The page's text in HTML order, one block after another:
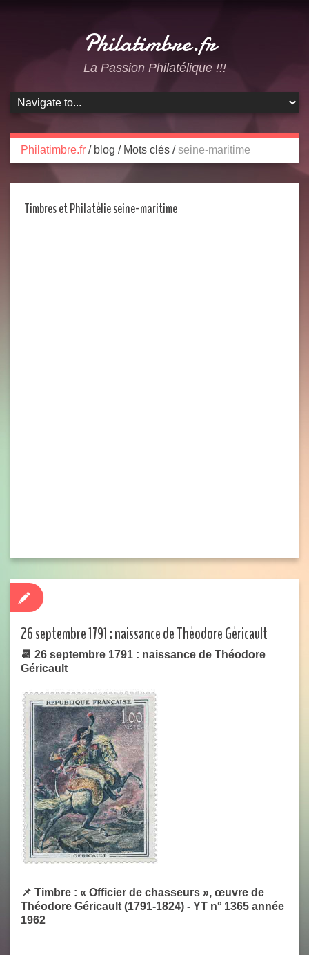
Philatimbre.fr
La Passion Philatélique !!!
Philatimbre.fr /blog / Mots clés / seine-maritime
Timbres et Philatélie seine-maritime
26 septembre 1791 : naissance de Théodore Géricault
📆 26 septembre 1791 : naissance de Théodore
Géricault
📌 Timbre : « Officier de chasseurs », œuvre de
Théodore Géricault (1791-1824) - YT n° 1365 année
1962